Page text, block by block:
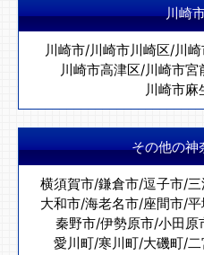
川崎
川崎市/川崎市川崎区/川崎
川崎市高津区/川崎市宮
川崎市麻
その他の神
横須賀市/鎌倉市/逗子市/三
大和市/海老名市/座間市/平
秦野市/伊勢原市/小田原
愛川町/寒川町/大磯町/二